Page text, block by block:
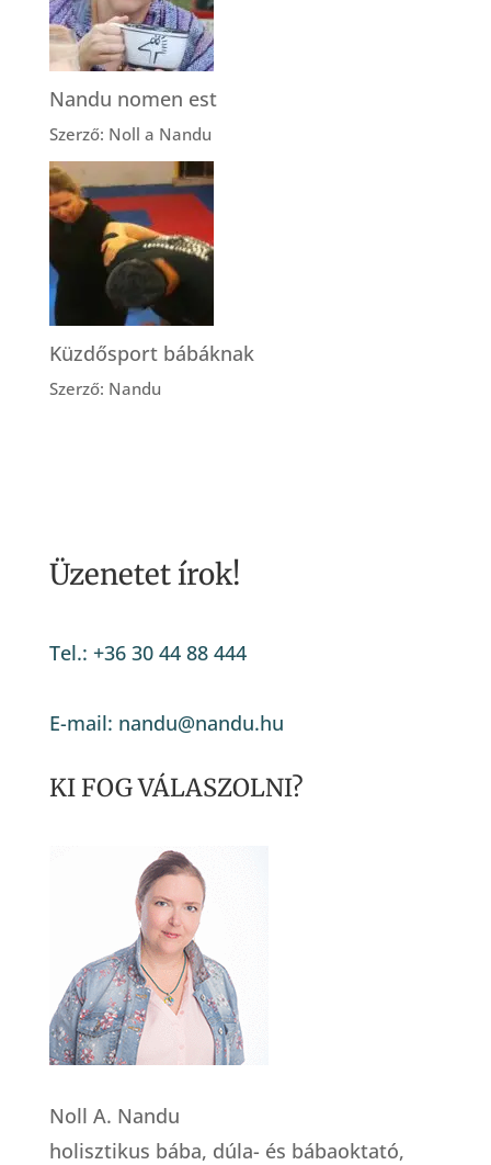
Nandu nomen est
Szerző: Noll a Nandu
Küzdősport bábáknak
Szerző: Nandu
Üzenetet írok!
Tel.: +36 30 44 88 444
E-mail: nandu@nandu.hu
KI FOG VÁLASZOLNI?
Noll A. Nandu
holisztikus bába, dúla- és bábaoktató,